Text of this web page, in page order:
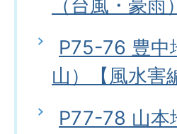
（台風・豪雨
P75-76 豊中
山）【風水害
P77-78 山本